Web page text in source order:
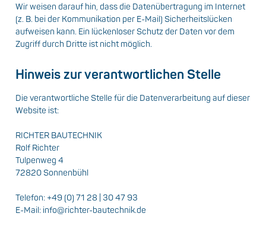
Wir weisen darauf hin, dass die Datenübertragung im Internet
(z. B. bei der Kommunikation per E-Mail) Sicherheitslücken
aufweisen kann. Ein lückenloser Schutz der Daten vor dem
Zugriff durch Dritte ist nicht möglich.
Hinweis zur verantwortlichen Stelle
Die verantwortliche Stelle für die Datenverarbeitung auf dieser
Website ist:
RICHTER BAUTECHNIK
Rolf Richter
Tulpenweg 4
72820 Sonnenbühl
Telefon: +49 (0) 71 28 | 30 47 93
E-Mail: info@richter-bautechnik.de